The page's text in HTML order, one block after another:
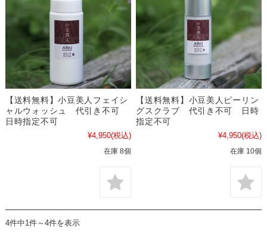
【送料無料】小豆美人フェイシ
ャルウォッシュ 代引き不可
日時指定不可
¥4,950(税込)
在庫 8個
【送料無料】小豆美人ピーリン
グスクラブ 代引き不可 日時
指定不可
¥4,950(税込)
在庫 10個
4件中1件～4件を表示